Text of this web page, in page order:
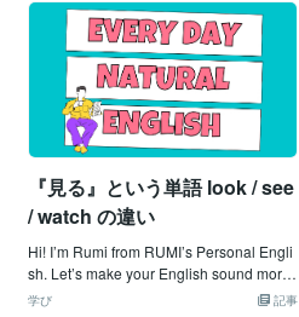
クセントなのです。もちろん、発音もあ
る程度は重要です。ただし、たとえ発音
だけがよくても、アクセントが間違って
いれば、完全に「別の単語に誤解されて
しまう」可能性が高くなります。「別の
単語として通じてしまう」からです。＊
また、日本人同士では気づきにくいので
すが、一見それっぽく発音しているよう
な人も、実はネイティブの耳からすると
「？？」だったりすることがよくありま
ますよ単語の発音って、語尾の言い方を
意識するのも大切なポイントなんです逆
にザックリ言うと、語尾まできちんと言
おうとするとカタカナ発音っぽくなりま
すこんな感じで、ちょっとした小手先の
テクニックでも "知ってる" だけで意外と
役に立つものです・・・しかーし、ここ
でお伝えしたいのは、そんなことではな
いんです注目すべきは "long" の "o" です
すべて解説してしまうと、私の有記事の
ネタバレになってしますので、ここでは
簡単にお伝えしますねこの単語の発音記
号を見ていきましょう /lɔː
ŋ/ /lɔŋ// ː / の記号あってもなくてもどち
『見る』という単語 look / see
/ watch の違い
Hi! I’m Rumi from RUMI’s Personal Engli
sh. Let’s make your English sound more
natural today. 皆さんに質問です。 『見記事
学び